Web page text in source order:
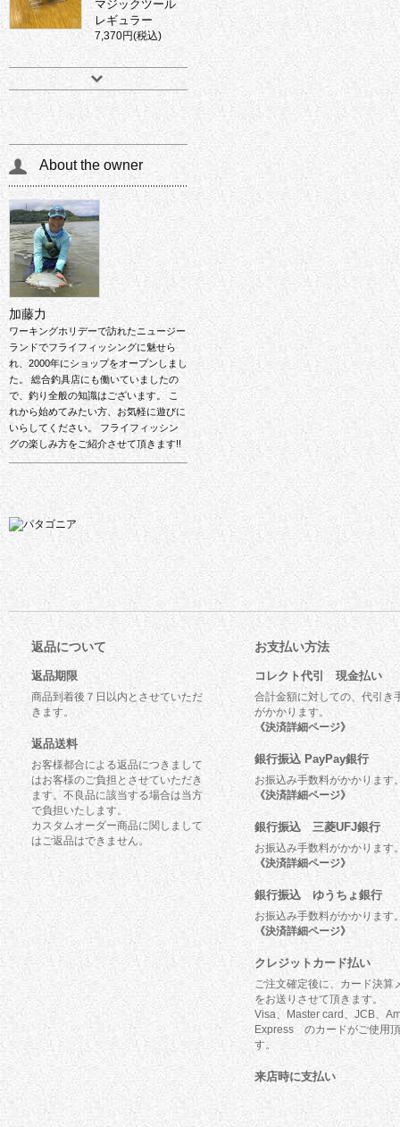
マジックツール
レギュラー
7,370円(税込)
About the owner
加藤力
ワーキングホリデーで訪れたニュージー
ランドでフライフィッシングに魅せら
れ、2000年にショップをオープンしまし
た。 総合釣具店にも働いていましたの
で、釣り全般の知識はございます。 こ
れから始めてみたい方、お気軽に遊びに
いらしてください。 フライフィッシン
グの楽しみ方をご紹介させて頂きます!!
返品について
返品期限
商品到着後７日以内とさせていただ
きます。
返品送料
お客様都合による返品につきまして
はお客様のご負担とさせていただき
ます。不良品に該当する場合は当方
で負担いたします。
カスタムオーダー商品に関しまして
はご返品はできません。
お支払い方法
コレクト代引 現金払い
合計金額に対しての、代引き
がかかります。
《決済詳細ページ》
銀行振込 PayPay銀行
お振込み手数料がかかります
《決済詳細ページ》
銀行振込 三菱UFJ銀行
お振込み手数料がかかります
《決済詳細ページ》
銀行振込 ゆうちょ銀行
お振込み手数料がかかります
《決済詳細ページ》
クレジットカード払い
ご注文確定後に、カード決算
をお送りさせて頂きます。
Visa、Master card、JCB、
Express のカードがご使用
す。
来店時に支払い